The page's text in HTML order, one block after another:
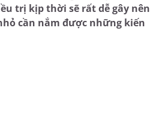
trị kịp thời sẽ rất dễ gây nên
cần nắm được những kiến